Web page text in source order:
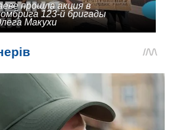
прошла акция в
123-й бригады
Макухи